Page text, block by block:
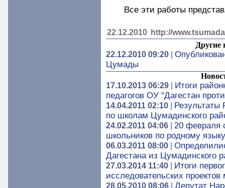
Все эти работы
22.12.2010 http://
Другие
22.12.2010 09:20
Цумады
17.10.2013 06:29
Итоги
педагогов ОУ "Дагестан
14.04.2011 02:10
Результаты
по школам Цумадинского
24.02.2011 04:06
20 февраля
школьников по родному
06.03.2011 08:00
Дагестана из Цумадинского
27.03.2014 11:40
Итоги
исследовательских
28.05.2010 08:06
Депутат